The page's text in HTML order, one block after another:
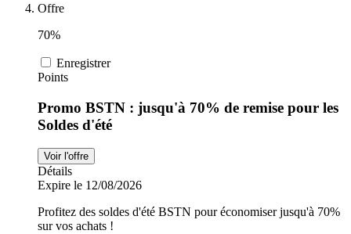
Offre
70%
Enregistrer
Points
Promo BSTN : jusqu'à 70% de remise pour les
Soldes d'été
Voir l'offre
Détails
Expire le 12/08/2026
Profitez des soldes d'été BSTN pour économiser jusqu'à 70%
sur vos achats !